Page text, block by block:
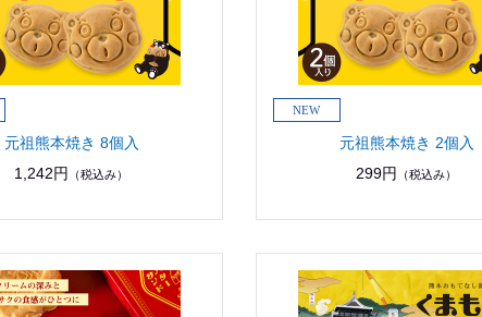
元祖熊本焼き 8個入
1,242円
（税込み）
元祖熊本焼き 2個入
299円
（税込み）